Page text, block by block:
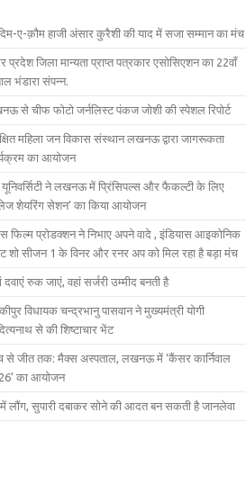
ए-क़ौम हाजी अंसार कुरैशी की याद में सजा सम्मान का मंच
प्रदेश जिला मान्यता प्राप्त पत्रकार एसोसिएशन का 22वाँ
भंडारा संपन्न.
से चीफ फोटो जर्नलिस्ट पंकज जोशी की स्पेशल रिपोर्ट
महिला जन विकास संस्थान लखनऊ द्वारा जागरूकता
का आयोजन
यूनिवर्सिटी ने लखनऊ में प्रिंसिपल्स और फैकल्टी के लिए
शेयरिंग सेशन’ का किया आयोजन
फिल्म प्रोडक्शन ने निभाए अपने वादे , इंडियास आइकोनिक
शो सीजन 1 के विनर और रनर अप को मिल रहा है बड़ा मंच
दवाएं रुक जाएं, वहां सर्जरी उम्मीद बनती है
विधायक चन्द्रभानु पासवान ने मुख्यमंत्री योगी
से की शिष्टाचार भेंट
से जीत तक: मैक्स अस्पताल, लखनऊ में ‘कैंसर कार्निवाल
का आयोजन
लौंग, सुपारी दबाकर सोने की आदत बन सकती है जानलेवा